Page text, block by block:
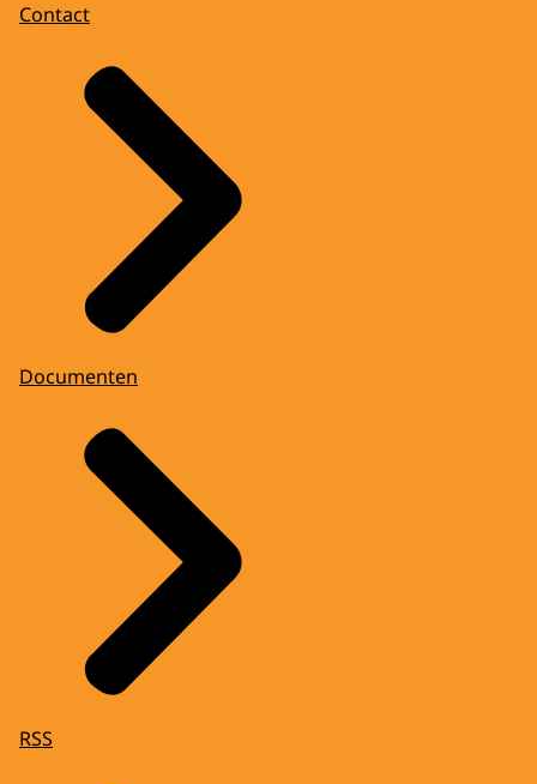
Contact
Documenten
RSS